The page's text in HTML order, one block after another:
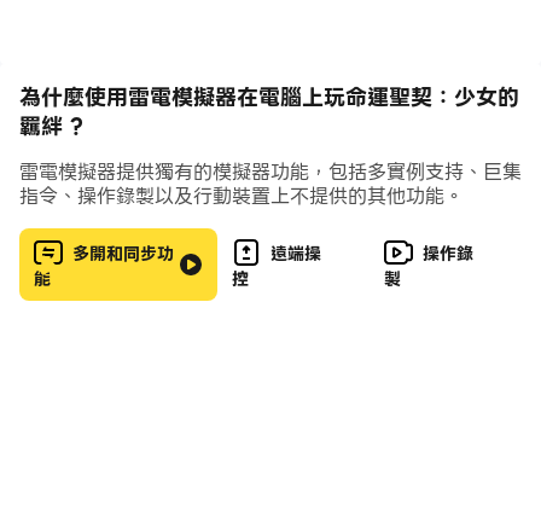
為什麼使用雷電模擬器在電腦上玩命運聖契：少女的
羈絆 ?
雷電模擬器提供獨有的模擬器功能，包括多實例支持、巨集
指令、操作錄製以及行動裝置上不提供的其他功能。
多開和同步功
能
遠端操
控
操作錄
製